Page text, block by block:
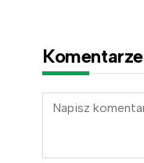
Komentarze